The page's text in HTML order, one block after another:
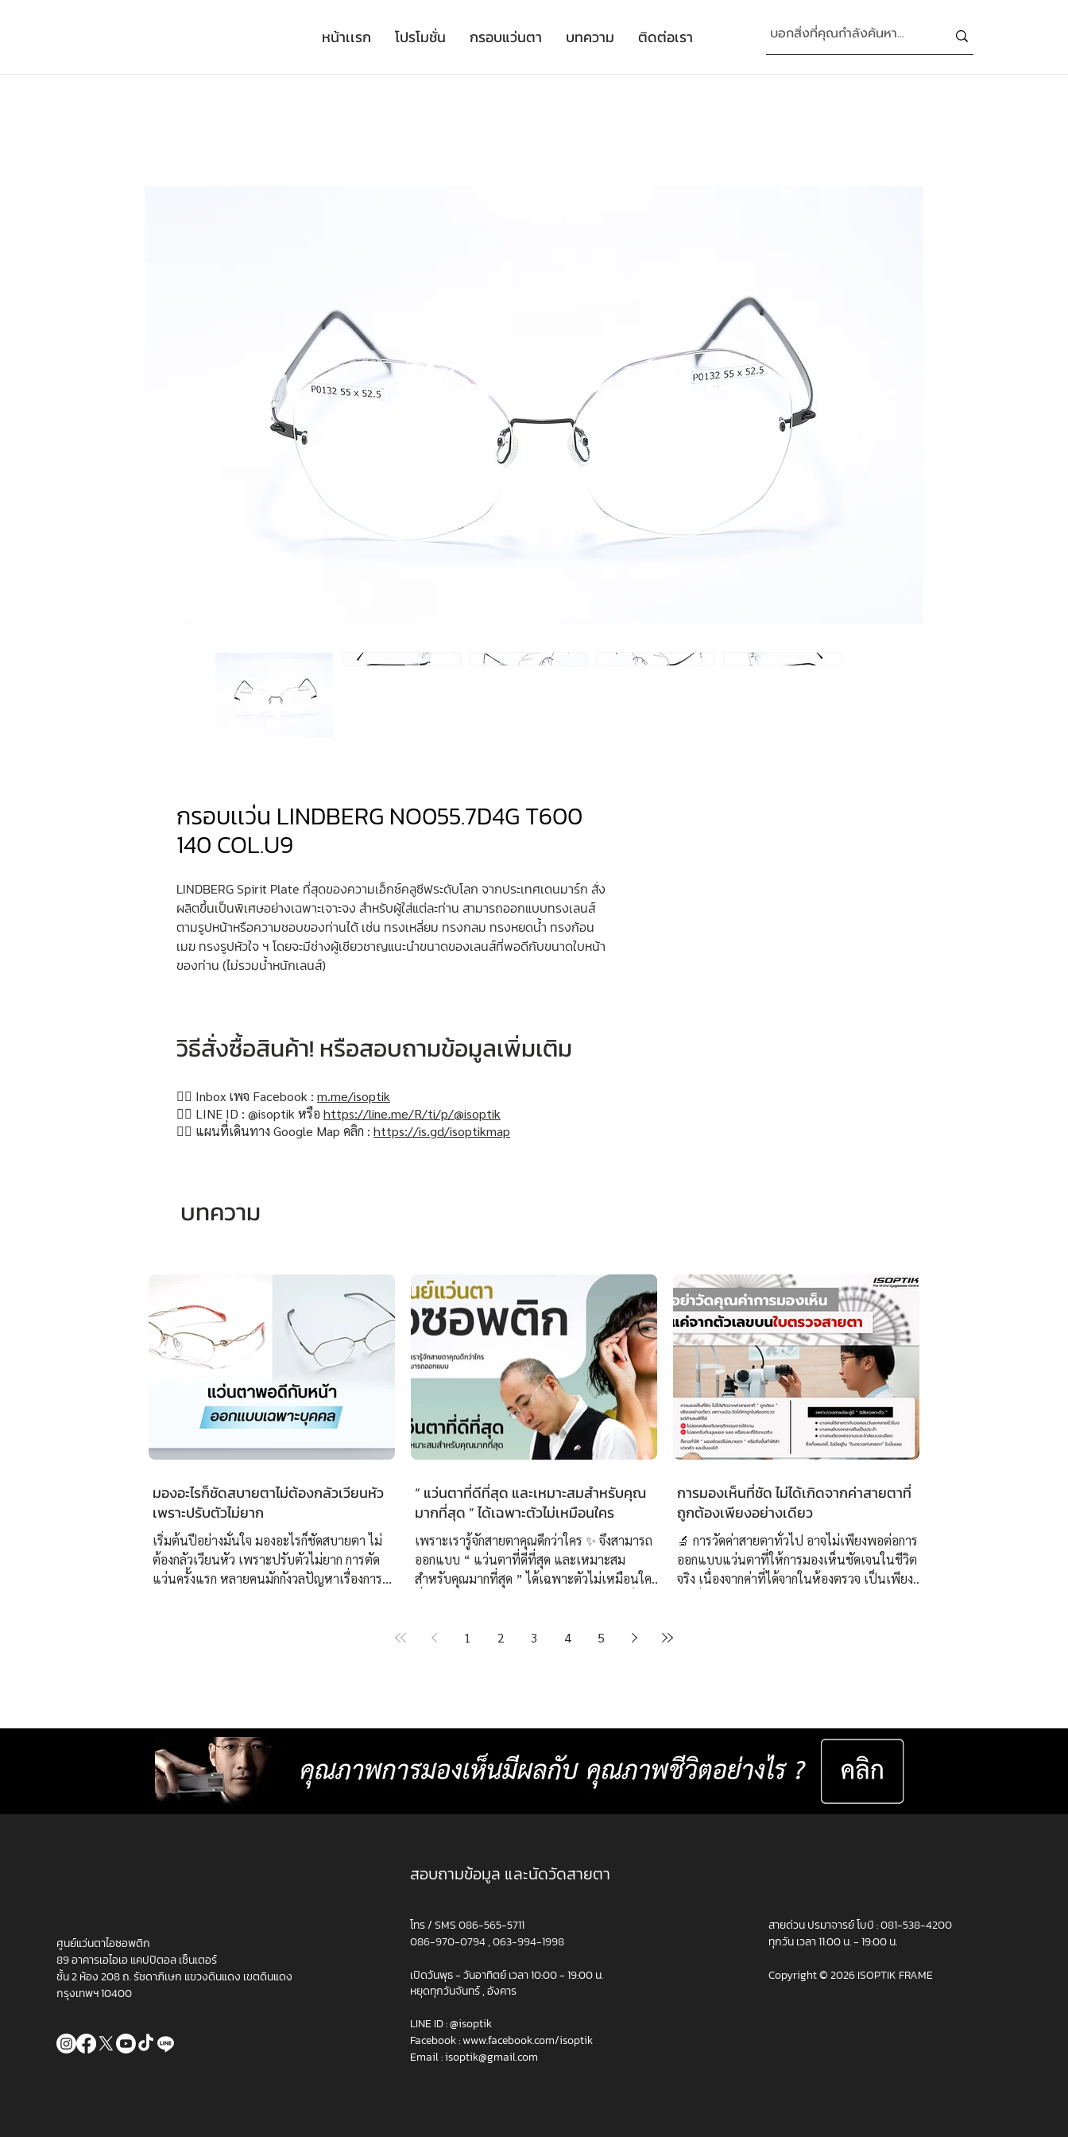
หน้าเเรก โปรโมชั่น กรอบแว่นตา บทความ ติดต่อเรา
กรอบเเว่น LINDBERG NO055.7D4G T600
140 COL.U9
LINDBERG Spirit Plate ที่สุดของความเอ็กซ์คลูซีฟระดับโลก จากประเทศเดนมาร์ก สั่ง
ผลิตขึ้นเป็นพิเศษอย่างเฉพาะเจาะจง สำหรับผู้ใส่แต่ละท่าน สามารถออกแบบทรงเลนส์
ตามรูปหน้าหรือความชอบของท่านได้ เช่น ทรงเหลี่ยม ทรงกลม ทรงหยดน้ำ ทรงก้อน
เมฆ ทรงรูปหัวใจ ฯ โดยจะมีช่างผู้เชียวชาญแนะนำขนาดของเลนส์ที่พอดีกับขนาดใบหน้า
ของท่าน (ไม่รวมน้ำหนักเลนส์)
วิธีสั่งซื้อสินค้า! หรือสอบถามข้อมูลเพิ่มเติม
👉🏻 Inbox เพจ Facebook : m.me/isoptik
👉🏻 LINE ID : @isoptik หรือ https://line.me/R/ti/p/@isoptik
👉🏻 แผนที่เดินทาง Google Map คลิก : https://is.gd/isoptikmap
บทความ
มองอะไรก็ชัดสบายตาไม่ต้องกลัวเวียนหัว
เพราะปรับตัวไม่ยาก
เริ่มต้นปีอย่างมั่นใจ มองอะไรก็ชัดสบายตา ไม่
ต้องกลัวเวียนหัว เพราะปรับตัวไม่ยาก การตัด
แว่นครั้งแรก หลายคนมักกังวลปัญหาเรื่องการ
กรอบให้พอดีกับหน้า ทำให้หมดปัญหาเรื่อง
สายตาเคลื่อนเนื่องจากแว่นตาไม่เ
“ แว่นตาที่ดีที่สุด และเหมาะสมสำหรับคุณ
มากที่สุด ” ได้เฉพาะตัวไม่เหมือนใคร
เพราะเรารู้จักสายตาคุณดีกว่าใคร ✨ จึงสามารถ
ออกแบบ “ แว่นตาที่ดีที่สุด และเหมาะสม
สำหรับคุณมากที่สุด ” ได้เฉพาะตัวไม่เหมือนใคร
ซีฟทุกชิ้นผ่านการออกแบบโครงสร้างเลนส์โปรเก
โปรเกรสซีฟที่สามารถออกแบบค่าสายตาได้
ละเอียด เป็นรายแรกของโ
การมองเห็นที่ชัด ไม่ได้เกิดจากค่าสายตาที่
ถูกต้องเพียงอย่างเดียว
🔬 การวัดค่าสายตาทั่วไป อาจไม่เพียงพอต่อการ
ออกแบบแว่นตาที่ให้การมองเห็นชัดเจนในชีวิต
จริง เนื่องจากค่าที่ได้จากในห้องตรวจ เป็นเพียง “
หลักที่ใช้บ่อย ▸ สภาพแสง มุมมอง และกิจกรรม
1 2 3 4 5
ศูนย์แว่นตาไอซอพติก
89 อาคารเอไอเอ แคปปิตอล เซ็นเตอร์
ชั้น 2 ห้อง 208 ถ. รัชดาภิเษก แขวงดินแดง เขตดินแดง
กรุงเทพฯ 10400
สอบถามข้อมูล และนัดวัดสายตา
โทร / SMS086-565-5711
086-970-0794,063-994-1998
เปิดวันพุธ - วันอาทิตย์ เวลา 10:00 - 19:00 น.
หยุดทุกวันจันทร์ , อังคาร
LINE ID :@isoptik
Facebook :www.facebook.com/isoptik
Email :isoptik@gmail.com
สายด่วน ปรมาจารย์ โบบิ :081-538-4200
ทุกวัน เวลา 11:00 น. - 19:00 น.
Copyright © 2026 ISOPTIK FRAME